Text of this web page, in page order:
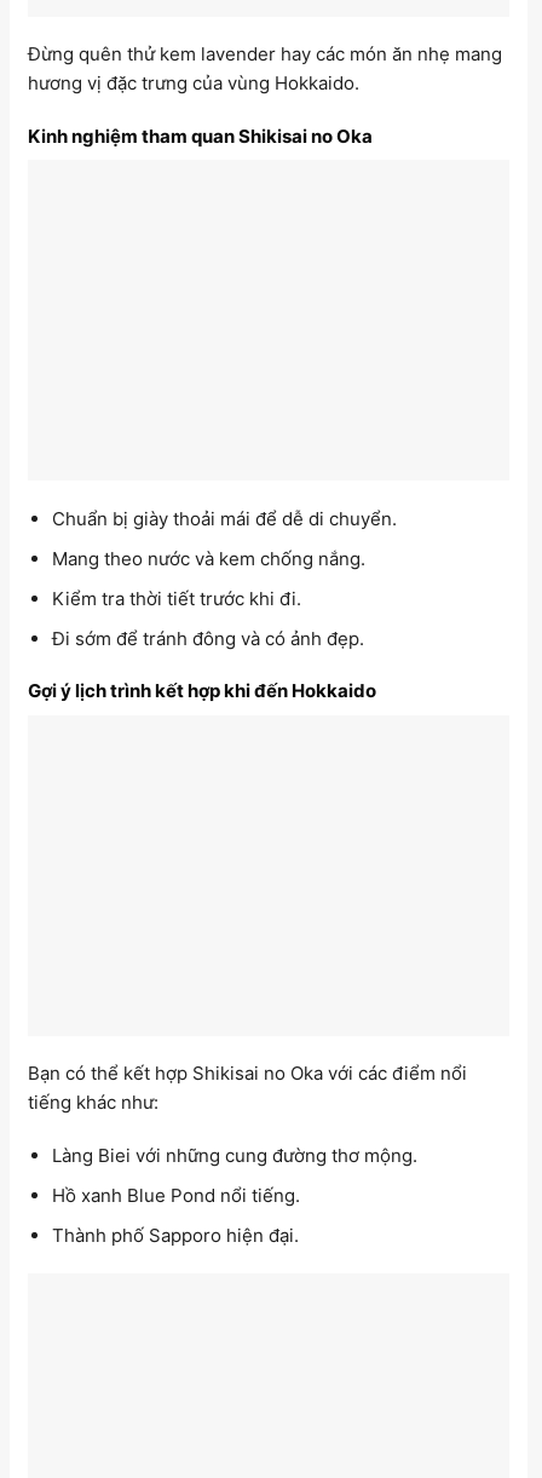
Đừng quên thử kem lavender hay các món ăn nhẹ mang
hương vị đặc trưng của vùng Hokkaido.
Kinh nghiệm tham quan Shikisai no Oka
Chuẩn bị giày thoải mái để dễ di chuyển.
Mang theo nước và kem chống nắng.
Kiểm tra thời tiết trước khi đi.
Đi sớm để tránh đông và có ảnh đẹp.
Gợi ý lịch trình kết hợp khi đến Hokkaido
Bạn có thể kết hợp Shikisai no Oka với các điểm nổi
tiếng khác như:
Làng Biei với những cung đường thơ mộng.
Hồ xanh Blue Pond nổi tiếng.
Thành phố Sapporo hiện đại.